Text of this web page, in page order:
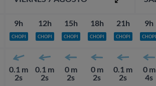
9h
CHOPI
0.1 m
2s
12h
CHOPI
0.1 m
2s
15h
CHOPI
0 m
2s
18h
CHOPI
0 m
2s
21h
CHOPI
0.1 m
2s
9h
CHOPI
0 m
4s